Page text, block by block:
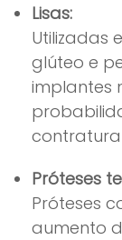
Lisas:
Utilizadas
glúteo e
implantes
Próteses
Próteses
aumento